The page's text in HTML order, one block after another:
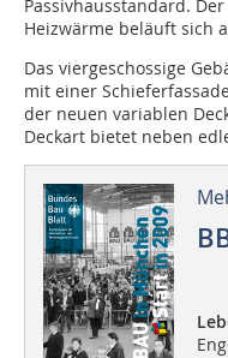
Passivhausstandard.
Heizwärme beläuft sich
Das viergeschossige
mit einer
der neuen variablen
Deckart bietet neben